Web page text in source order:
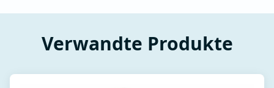
Verwandte Produkte